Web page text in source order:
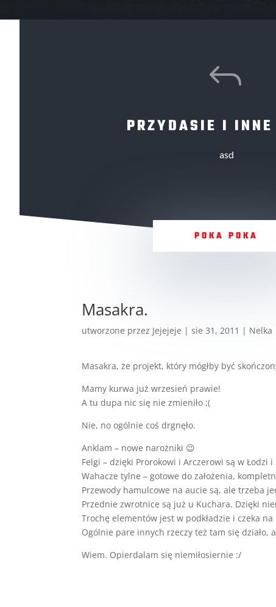
J
PRZYDASIE I
asd
POKA POKA
Masakra.
utworzone przez Jejejeje |sie 31, 2011 | Nelka
Masakra, że projekt, który mógłby być
Mamy kurwa już wrzesień prawie!
A tu dupa nic się nie zmieniło ;(
Nie, no ogólnie coś drgnęło.
Anklam – nowe narożniki 😉
Felgi – dzięki Prorokowi i Arczerowi są w Łodzi
Wahacze tylne – gotowe do założenia,
Przewody hamulcowe na aucie są, ale trzeba
Przednie zwrotnice są już u Kuchara. Dzięki
Trochę elementów jest w podkładzie i czeka
Ogólnie pare innych rzeczy też tam się działo,
Wiem. Opierdalam się niemiłosiernie :/